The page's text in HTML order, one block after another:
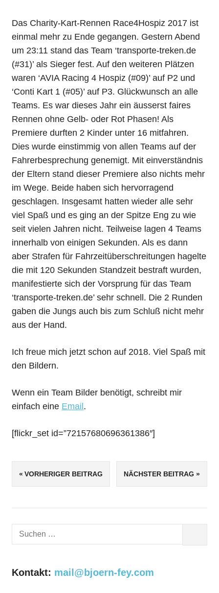
Das Charity-Kart-Rennen Race4Hospiz 2017 ist
einmal mehr zu Ende gegangen. Gestern Abend
um 23:11 stand das Team ‘transporte-treken.de
(#31)’ als Sieger fest. Auf den weiteren Plätzen
waren ‘AVIA Racing 4 Hospiz (#09)’ auf P2 und
‘Conti Kart 1 (#05)’ auf P3. Glückwunsch an alle
Teams. Es war dieses Jahr ein äusserst faires
Rennen ohne Gelb- oder Rot Phasen! Als
Premiere durften 2 Kinder unter 16 mitfahren.
Dies wurde einstimmig von allen Teams auf der
Fahrerbesprechung genemigt. Mit einverständnis
der Eltern stand dieser Premiere also nichts mehr
im Wege. Beide haben sich hervorragend
geschlagen. Insgesamt hatten wieder alle sehr
viel Spaß und es ging an der Spitze Eng zu wie
seit vielen Jahren nicht. Teilweise lagen 4 Teams
innerhalb von einigen Sekunden. Als es dann
aber Strafen für Fahrzeitüberschreitungen hagelte
die mit 120 Sekunden Standzeit bestraft wurden,
manifestierte sich der Vorsprung für das Team
‘transporte-treken.de’ sehr schnell. Die 2 Runden
gaben die Jungs auch bis zum Schluß nicht mehr
aus der Hand.
Ich freue mich jetzt schon auf 2018. Viel Spaß mit
den Bildern.
Wenn ein Team Bilder benötigt, schreibt mir
einfach eine Email .
[flickr_set id=”72157680696361386″]
SCHLAGWÖRTER
2017
R4H
RACE4HOSPIZ
RACING
Beitragsnavigation
VORHERIGER BEITRAG NÄCHSTER BEITRAG
Suchen
Kontakt: mail@bjoern-fey.com